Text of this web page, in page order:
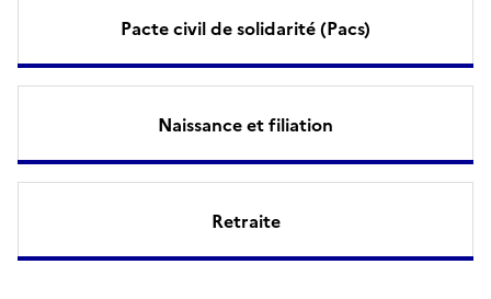
Pacte civil de solidarité (Pacs)
Naissance et filiation
Retraite